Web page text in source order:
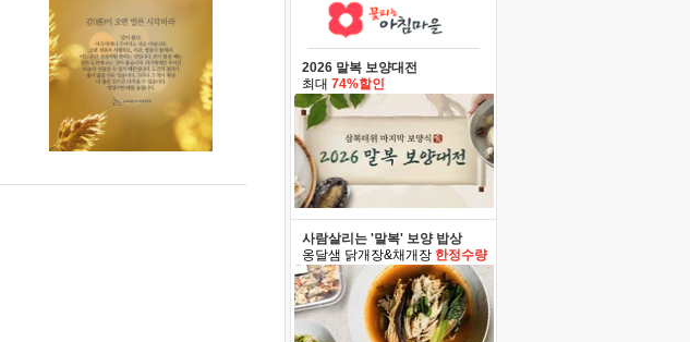
2026 말복 보양대전
최대 74%할인
사람살리는 '말복' 보양 밥상
옹달샘 닭개장&채개장 한정수량